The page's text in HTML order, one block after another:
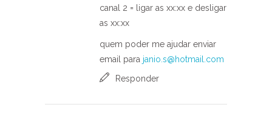
canal 2 = ligar as xx:xx e desligar
as xx:xx
quem poder me ajudar enviar
email para janio.s@hotmail.com
Responder